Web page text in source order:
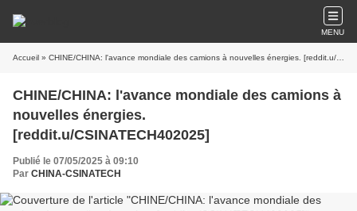
MENU
Accueil » CHINE/CHINA: l'avance mondiale des camions à nouvelles énergies. [reddit.u/CSINATECH402025]
CHINE/CHINA: l'avance mondiale des camions à
nouvelles énergies.
[reddit.u/CSINATECH402025]
Publié le 07/05/2025 à 09:10
Par CHINA-CSINATECH